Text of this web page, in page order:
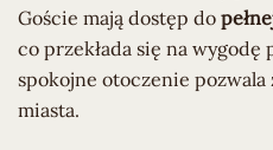
Goście mają dostęp do
co przekłada się na wygodę
spokojne otoczenie pozwala
miasta.